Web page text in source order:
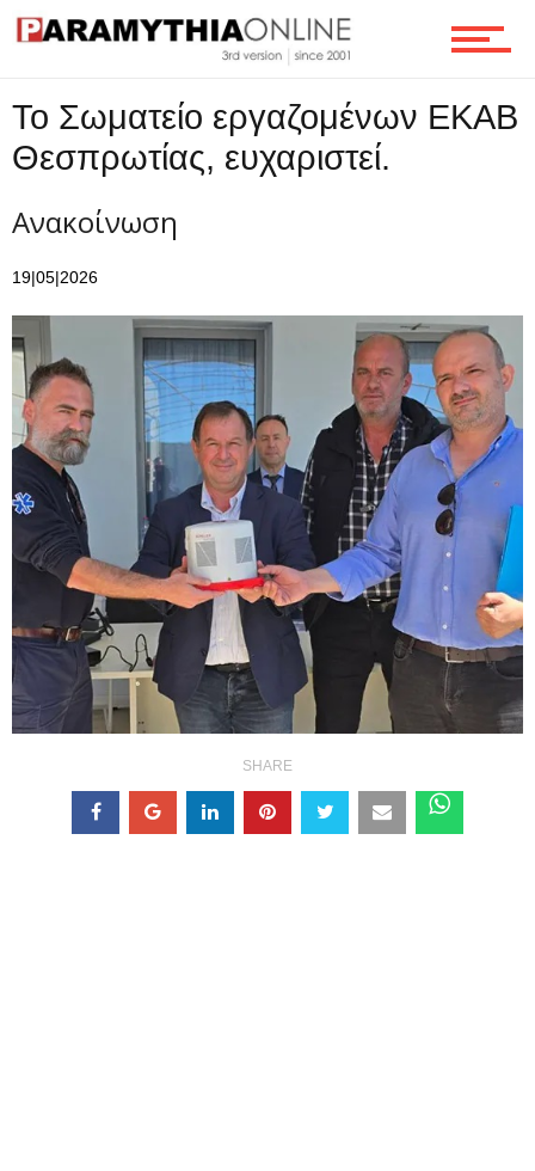
Το Σωματείο εργαζομένων ΕΚΑΒ
Θεσπρωτίας, ευχαριστεί.
Ανακοίνωση
19|05|2026
SHARE